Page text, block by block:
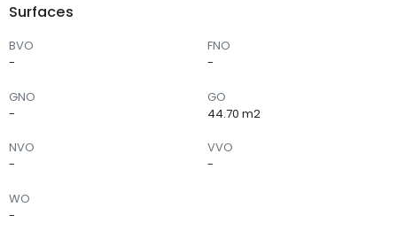
Surfaces
BVO
-
FNO
-
GNO
-
GO
44.70 m2
NVO
-
VVO
-
WO
-